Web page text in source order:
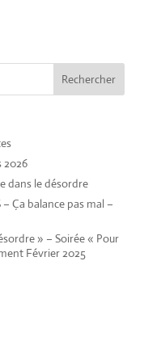
2026
dans le désordre
Ça balance pas mal –
» – Soirée « Pour
Février 2025